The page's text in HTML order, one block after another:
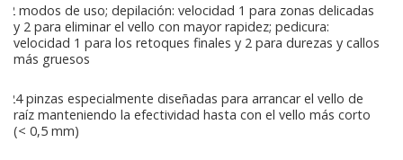
2 modos de uso; depilación: velocidad 1 para zonas delicadas
y 2 para eliminar el vello con mayor rapidez; pedicura:
velocidad 1 para los retoques finales y 2 para durezas y callos
más gruesos
24 pinzas especialmente diseñadas para arrancar el vello de
raíz manteniendo la efectividad hasta con el vello más corto
(< 0,5 mm)